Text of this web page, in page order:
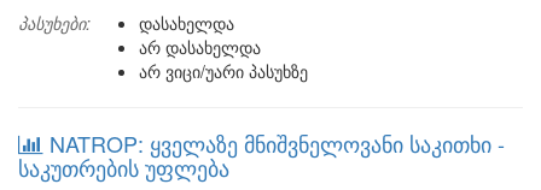
პასუხები:
დასახელდა
არ დასახელდა
არ ვიცი/უარი პასუხზე
NATROP: ყველაზე მნიშვნელოვანი საკითხი -
საკუთრების უფლება